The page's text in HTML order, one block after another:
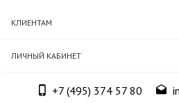
КЛИЕНТАМ
ЛИЧНЫЙ КАБИНЕТ
+7 (495) 374 57 80